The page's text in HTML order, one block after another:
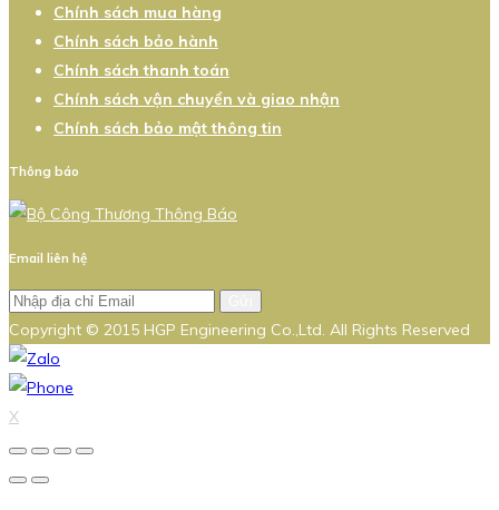
Chính sách mua hàng
Chính sách bảo hành
Chính sách thanh toán
Chính sách vận chuyển và giao nhận
Chính sách bảo mật thông tin
Thông báo
Email liên hệ
Copyright © 2015 HGP Engineering Co.,Ltd. All Rights Reserved
X